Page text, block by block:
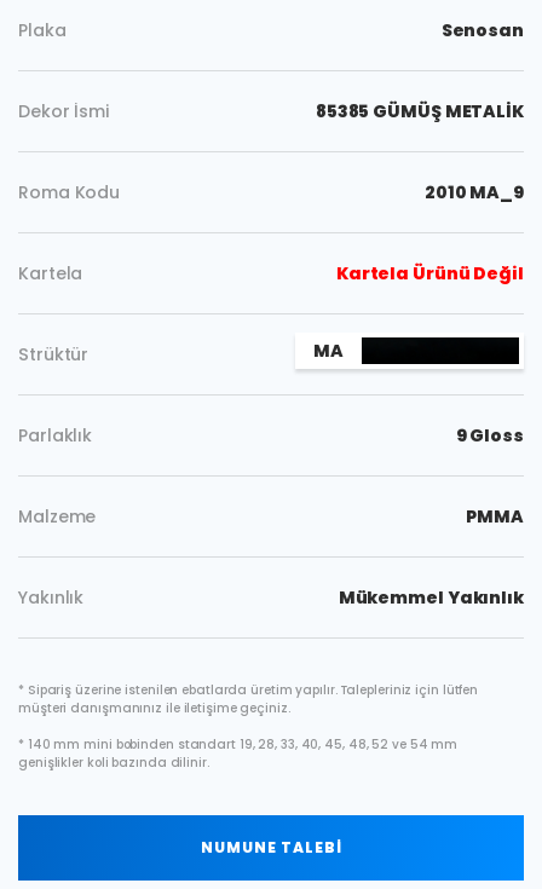
Plaka Senosan
Dekor İsmi 85385 GÜMÜŞ METALİK
Roma Kodu 2010 MA_9
Kartela Kartela Ürünü Değil
Strüktür MA
Parlaklık 9 Gloss
Malzeme PMMA
Yakınlık Mükemmel Yakınlık
* Sipariş üzerine istenilen ebatlarda üretim yapılır. Talepleriniz için lütfen
müşteri danışmanınız ile iletişime geçiniz.
* 140 mm mini bobinden standart 19, 28, 33, 40, 45, 48, 52 ve 54 mm
genişlikler koli bazında dilinir.
NUMUNE TALEBİ